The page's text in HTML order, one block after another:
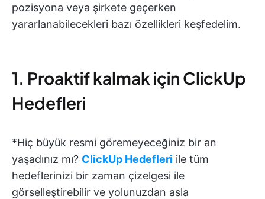
pozisyona veya şirkete geçerken
yararlanabilecekleri bazı özellikleri keşfedelim.
1. Proaktif kalmak için ClickUp
Hedefleri
*Hiç büyük resmi göremeyeceğiniz bir an
yaşadınız mı? ClickUp Hedefleri ile tüm
hedeflerinizi bir zaman çizelgesi ile
görselleştirebilir ve yolunuzdan asla